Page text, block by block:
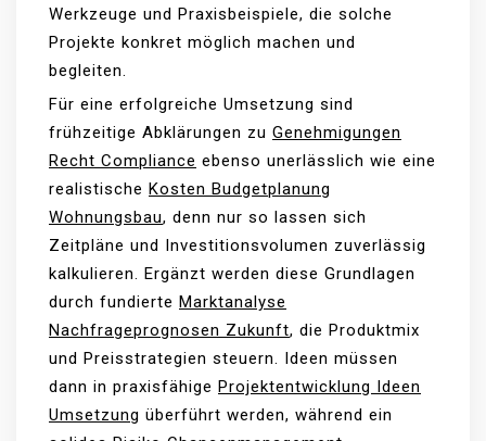
Werkzeuge und Praxisbeispiele, die solche
Projekte konkret möglich machen und
begleiten.
Für eine erfolgreiche Umsetzung sind
frühzeitige Abklärungen zu Genehmigungen
Recht Compliance ebenso unerlässlich wie eine
realistische Kosten Budgetplanung
Wohnungsbau, denn nur so lassen sich
Zeitpläne und Investitionsvolumen zuverlässig
kalkulieren. Ergänzt werden diese Grundlagen
durch fundierte Marktanalyse
Nachfrageprognosen Zukunft, die Produktmix
und Preisstrategien steuern. Ideen müssen
dann in praxisfähige Projektentwicklung Ideen
Umsetzung überführt werden, während ein